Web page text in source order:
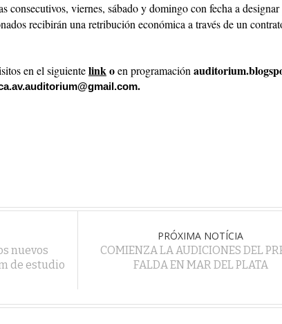
consecutivos, viernes, sábado y domingo con fecha a
recibirán una retribución económica a través de un
en el siguientelink o en programación
.
nuevos
de estudio
PRÓXIMA NOTÍCIA
COMIENZA LA AUDICIONES DEL
FALDA EN MAR DEL PLATA